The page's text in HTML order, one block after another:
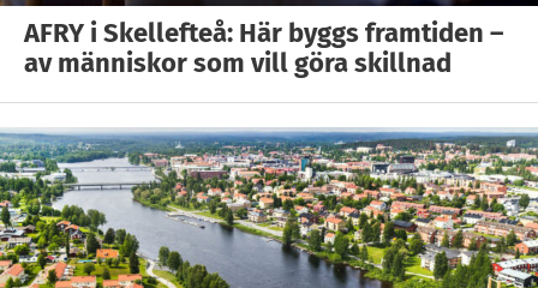
AFRY i Skellefteå: Här byggs framtiden –
av människor som vill göra skillnad